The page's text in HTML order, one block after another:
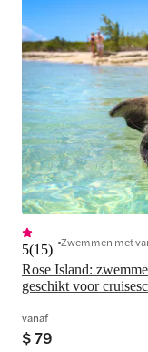
Rose Island:
geschikt voor
5(15) Zwemmen met
vanaf
$ 79